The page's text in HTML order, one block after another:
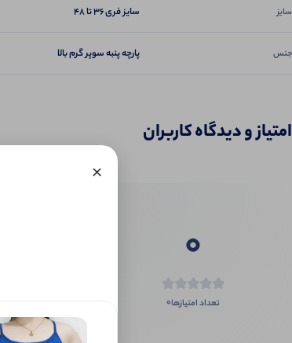
سایز سایز فری ۳۶ تا ۴۸
جنس پارچه پنبه سوپر گرم بالا
امتیاز و دیدگاه کاربران
0
تعداد امتیازها0
×